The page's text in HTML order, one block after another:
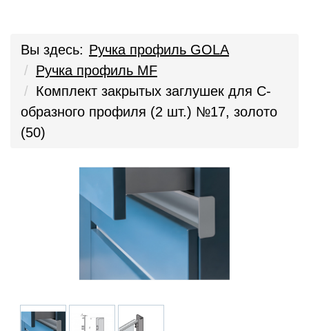
Вы здесь: Ручка профиль GOLA
Ручка профиль MF
Комплект закрытых заглушек для С-
образного профиля (2 шт.) №17, золото
(50)